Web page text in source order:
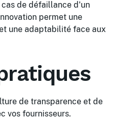
de défaillance d'un
permet une
une adaptabilité face aux
de transparence et de
vos fournisseurs.